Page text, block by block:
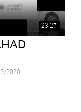
23:27
2020